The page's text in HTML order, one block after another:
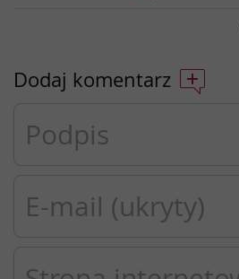
Dodaj komentarz